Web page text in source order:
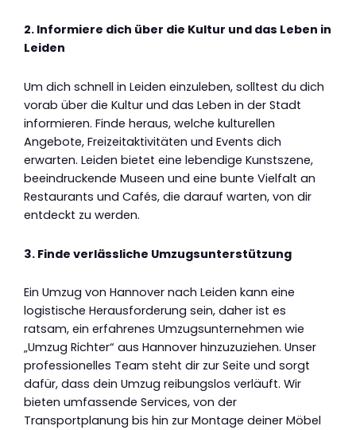
2. Informiere dich über die Kultur und das Leben in
Leiden
Um dich schnell in Leiden einzuleben, solltest du dich
vorab über die Kultur und das Leben in der Stadt
informieren. Finde heraus, welche kulturellen
Angebote, Freizeitaktivitäten und Events dich
erwarten. Leiden bietet eine lebendige Kunstszene,
beeindruckende Museen und eine bunte Vielfalt an
Restaurants und Cafés, die darauf warten, von dir
entdeckt zu werden.
3. Finde verlässliche Umzugsunterstützung
Ein Umzug von Hannover nach Leiden kann eine
logistische Herausforderung sein, daher ist es
ratsam, ein erfahrenes Umzugsunternehmen wie
„Umzug Richter“ aus Hannover hinzuzuziehen. Unser
professionelles Team steht dir zur Seite und sorgt
dafür, dass dein Umzug reibungslos verläuft. Wir
bieten umfassende Services, von der
Transportplanung bis hin zur Montage deiner Möbel